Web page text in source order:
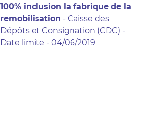
100% inclusion la fabrique de la
remobilisation - Caisse des
Dépôts et Consignation (CDC) -
Date limite - 04/06/2019